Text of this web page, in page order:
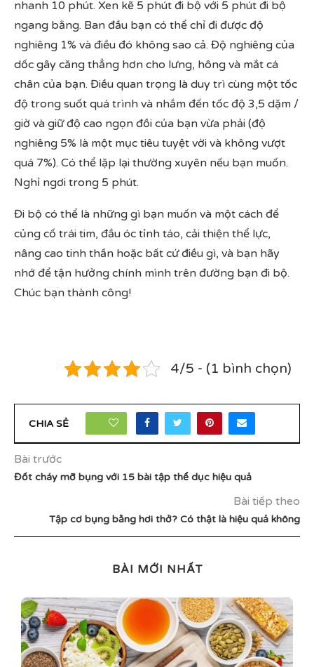
nhanh 10 phút. Xen kẽ 5 phút đi bộ với 5 phút đi bộ
ngang bằng. Ban đầu bạn có thể chỉ đi được độ
nghiêng 1% và điều đó không sao cả. Độ nghiêng của
dốc gây căng thẳng hơn cho lưng, hông và mắt cá
chân của bạn. Điều quan trọng là duy trì cùng một tốc
độ trong suốt quá trình và nhắm đến tốc độ 3,5 dặm /
giờ và giữ độ cao ngọn đồi của bạn vừa phải (độ
nghiêng 5% là một mục tiêu tuyệt vời và không vượt
quá 7%). Có thể lặp lại thường xuyên nếu bạn muốn.
Nghỉ ngơi trong 5 phút.
Đi bộ có thể là những gì bạn muốn và một cách để
củng cố trái tim, đầu óc tỉnh táo, cải thiện thể lực,
nâng cao tinh thần hoặc bất cứ điều gì, và bạn hãy
nhớ để tận hưởng chính mình trên đường bạn đi bộ.
Chúc bạn thành công!
4/5 - (1 bình chọn)
CHIA SẺ
Bài trước
Đốt cháy mỡ bụng với 15 bài tập thể dục hiệu quả
Bài tiếp theo
Tập cơ bụng bằng hơi thở? Có thật là hiệu quả không
BÀI MỚI NHẤT